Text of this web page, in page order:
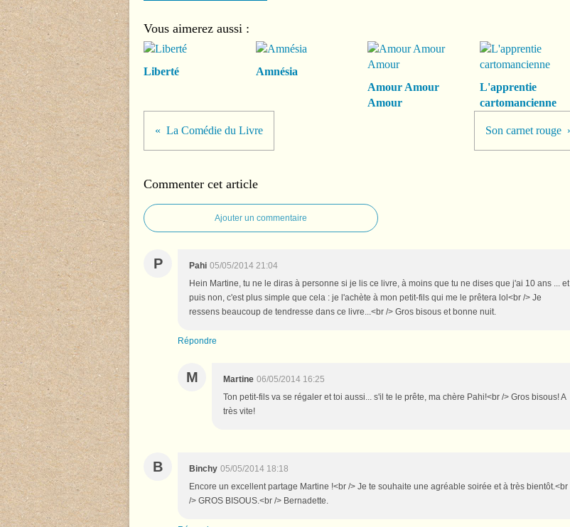
Vous aimerez aussi :
Liberté
Amnésia
Amour Amour
Amour
L'apprentie
cartomancienne
La Comédie du Livre Son carnet rouge
Commenter cet article
Ajouter un commentaire
P Pahi 05/05/2014 21:04
Hein Martine, tu ne le diras à personne si je lis ce livre, à moins que tu ne dises que j'ai 10 ans ... et
puis non, c'est plus simple que cela : je l'achète à mon petit-fils qui me le prêtera lol<br /> Je
ressens beaucoup de tendresse dans ce livre...<br /> Gros bisous et bonne nuit.
Répondre
M Martine 06/05/2014 16:25
Ton petit-fils va se régaler et toi aussi... s'il te le prête, ma chère Pahi!<br /> Gros bisous! A
très vite!
B Binchy 05/05/2014 18:18
Encore un excellent partage Martine !<br /> Je te souhaite une agréable soirée et à très bientôt.<br
/> GROS BISOUS.<br /> Bernadette.